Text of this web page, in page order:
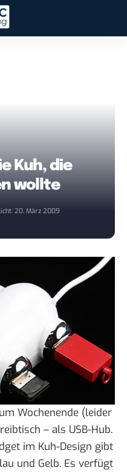
Kuh, die
wollte
20. März 2009
Wochenende (leider
– als USB-Hub.
im Kuh-Design gibt
und Gelb. Es verfügt